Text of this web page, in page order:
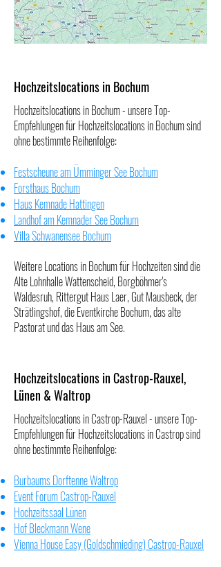
Hochzeitslocations in Bochum
Hochzeitslocations in Bochum - unsere Top-
Empfehlungen für Hochzeitslocations in Bochum sind
ohne bestimmte Reihenfolge:
Festscheune am Ümminger See Bochum
Forsthaus Bochum
Haus Kemnade Hattingen
Landhof am Kemnader SeeBochum
Villa Schwanensee Bochum
Weitere Locations in Bochum für Hochzeiten sind die
Alte Lohnhalle Wattenscheid, Borgböhmer's
Waldesruh, Rittergut Haus Laer, Gut Mausbeck,der
Strätlingshof,die Eventkirche Bochum,das alte
Pastoratund dasHaus am See.
Hochzeitslocations in Castrop-Rauxel,
Lünen & Waltrop
Hochzeitslocations in Castrop-Rauxel - unsere Top-
Empfehlungen für Hochzeitslocations in Castrop sind
ohne bestimmte Reihenfolge:
Burbaums Dorftenne Waltrop
Event Forum Castrop-Rauxel
Hochzeitssaal Lünen
Hof Bleckmann Wene
Vienna House Easy (Goldschmieding) Castrop-Rauxel